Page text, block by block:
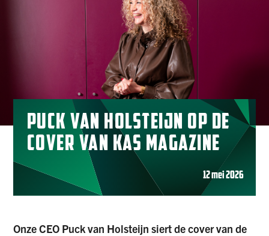
PUCK VAN HOLSTEIJN OP DE
COVER VAN KAS MAGAZINE
12 mei 2026
Onze CEO Puck van Holsteijn siert de cover van de